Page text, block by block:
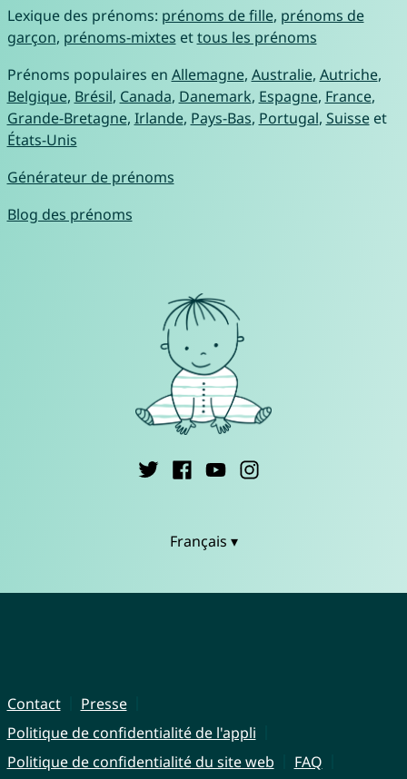
Lexique des prénoms: prénoms de fille, prénoms de
garçon, prénoms-mixtes ettous les prénoms
Prénoms populaires en Allemagne, Australie, Autriche,
Belgique, Brésil, Canada, Danemark, Espagne, France,
Grande-Bretagne, Irlande, Pays-Bas, Portugal, Suisseet
États-Unis
Générateur de prénoms
Blog des prénoms
Français ▾
Contact
Presse
Politique de confidentialité de l'appli
Politique de confidentialité du site web
FAQ